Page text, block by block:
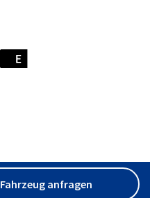
Fahrzeug anfragen